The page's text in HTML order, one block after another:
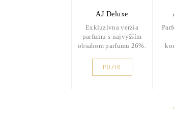
AJ Deluxe
Exkluzívna verzia
parfumu s najvyšším
obsahom parfumu 26%.
POZRI